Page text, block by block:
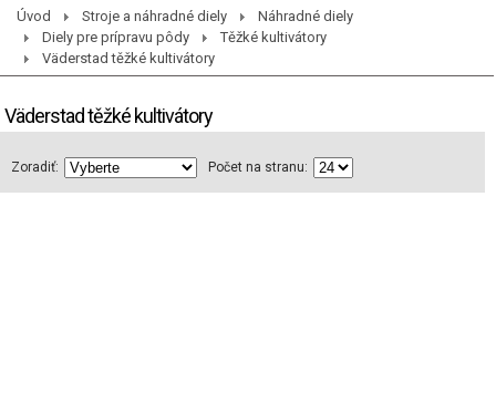
Úvod Stroje a náhradné diely
Náhradné diely
Diely pre prípravu pôdy
Těžké kultivátory
Väderstad těžké kultivátory
Väderstad těžké kultivátory
Zoradiť: Počet na stranu: